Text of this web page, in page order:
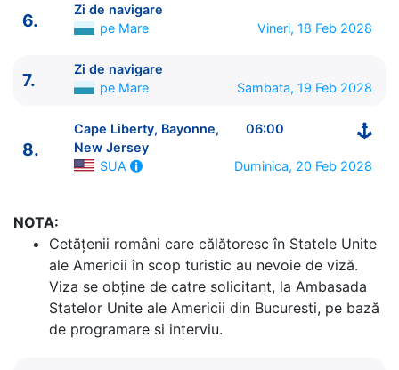
Ziua | Portul | Sosire - Plecare
----------------------------------------
15:00
Zi de navigare pe Mare
0:00 - 0:00
4.
Cococay Bahamas 08:00 - 17:00
5.
Nassau Bahamas
07:30 - 17:30
8. Cape Liberty, Bayonne, New Jersey
⚓
6.
Zi de navigare
pe Mare
Vineri, 18 Feb 2028
7.
Zi de navigare
pe Mare
Sambata, 19 Feb 2028
8.
Cape Liberty, Bayonne,
New Jersey
06:00
SUA Duminica, 20 Feb 2028
NOTA:
Cetăţenii români care călătoresc în Statele Unite
ale Americii în scop turistic au nevoie de viză.
Viza se obține de catre solicitant, la Ambasada
Statelor Unite ale Americii din Bucuresti, pe bază
de programare si interviu.